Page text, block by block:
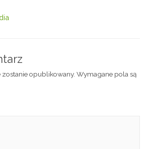
opublikowany. Wymagane pola są